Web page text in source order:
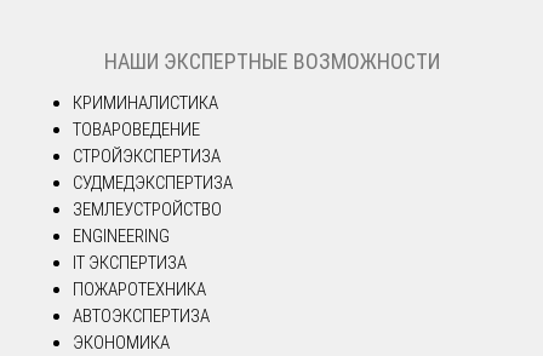
НАШИ ЭКСПЕРТНЫЕ ВОЗМОЖНОСТИ
КРИМИНАЛИСТИКА
ТОВАРОВЕДЕНИЕ
СТРОЙЭКСПЕРТИЗА
СУДМЕДЭКСПЕРТИЗА
ЗЕМЛЕУСТРОЙСТВО
ENGINEERING
IT ЭКСПЕРТИЗА
ПОЖАРОТЕХНИКА
АВТОЭКСПЕРТИЗА
ЭКОНОМИКА